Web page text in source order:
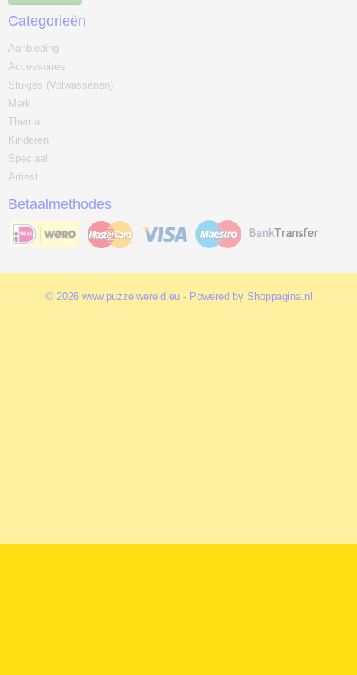
Categorieën
Aanbieding
Accessoires
Stukjes (Volwassenen)
Merk
Thema
Kinderen
Speciaal
Artiest
Betaalmethodes
© 2026 www.puzzelwereld.eu - Powered by Shoppagina.nl